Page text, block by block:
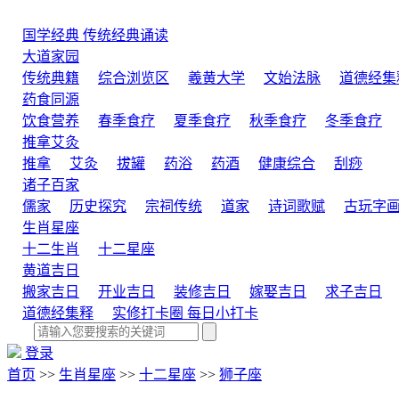
国学经典 传统经典诵读
大道家园
传统典籍
综合浏览区 羲黄大学 文始法脉
道德经集
药食同源
饮食营养
春季食疗 夏季食疗 秋季食疗 冬季食疗
推拿艾灸
推拿
艾灸 拔罐 药浴 药酒 健康综合
刮痧
诸子百家
儒家
历史探究 宗祠传统 道家 诗词歌赋 古玩字画
生肖星座
十二生肖
十二星座
黄道吉日
搬家吉日
开业吉日 装修吉日 嫁娶吉日
求子吉日
道德经集释
实修打卡圈 每日小打卡
登录
首页 >> 生肖星座 >> 十二星座 >> 狮子座